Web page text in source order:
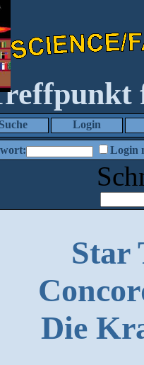
Suche Login
Login
Star
Die